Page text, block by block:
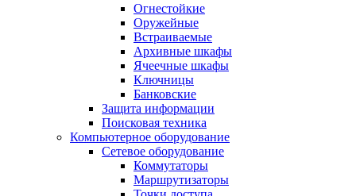
Огнестойкие
Оружейные
Встраиваемые
Архивные шкафы
Ячеечные шкафы
Ключницы
Банковские
Защита информации
Поисковая техника
Компьютерное оборудование
Сетевое оборудование
Коммутаторы
Маршрутизаторы